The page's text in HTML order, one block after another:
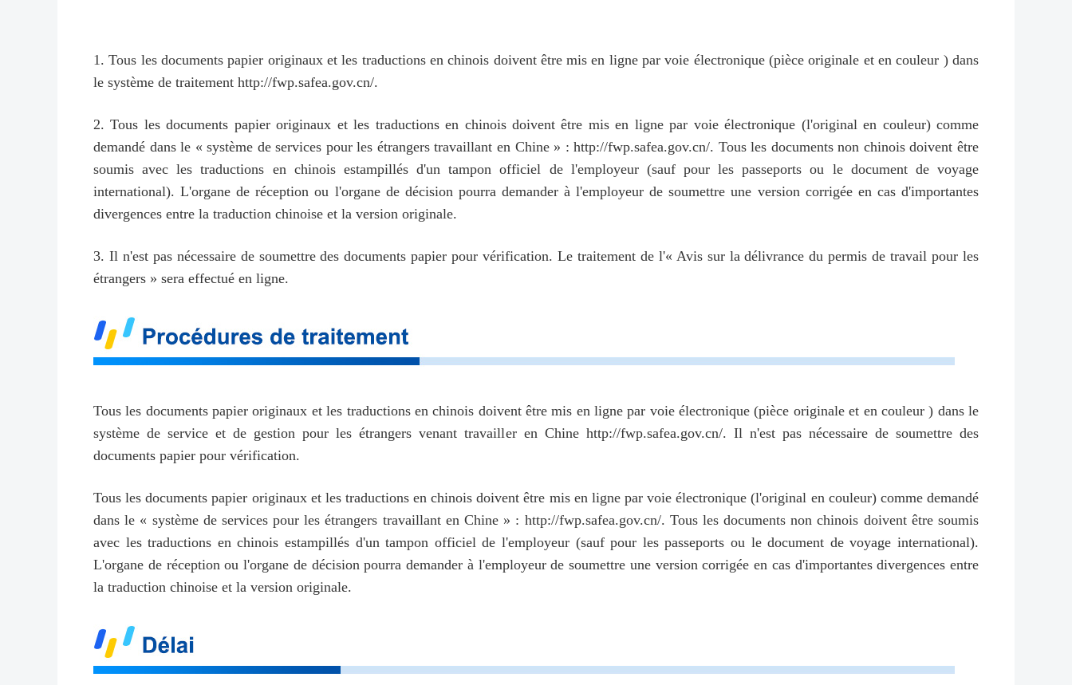
1. Tous les documents papier originaux et les traductions en chinois doivent être mis en ligne par voie électronique (pièce originale et en couleur ) dans
le système de traitement http://fwp.safea.gov.cn/.
2. Tous les documents papier originaux et les traductions en chinois doivent être mis en ligne par voie électronique (l'original en couleur) comme
demandé dans le « système de services pour les étrangers travaillant en Chine » : http://fwp.safea.gov.cn/. Tous les documents non chinois doivent être
soumis avec les traductions en chinois estampillés d'un tampon officiel de l'employeur (sauf pour les passeports ou le document de voyage
international). L'organe de réception ou l'organe de décision pourra demander à l'employeur de soumettre une version corrigée en cas d'importantes
divergences entre la traduction chinoise et la version originale.
3. Il n'est pas nécessaire de soumettre des documents papier pour vérification. Le traitement de l'« Avis sur la délivrance du permis de travail pour les
étrangers » sera effectué en ligne.
Tous les documents papier originaux et les traductions en chinois doivent être mis en ligne par voie électronique (pièce originale et en couleur ) dans le
système de service et de gestion pour les étrangers venant travailler en Chine http://fwp.safea.gov.cn/. Il n'est pas nécessaire de soumettre des
documents papier pour vérification.
Tous les documents papier originaux et les traductions en chinois doivent être mis en ligne par voie électronique (l'original en couleur) comme demandé
dans le « système de services pour les étrangers travaillant en Chine » : http://fwp.safea.gov.cn/. Tous les documents non chinois doivent être soumis
avec les traductions en chinois estampillés d'un tampon officiel de l'employeur (sauf pour les passeports ou le document de voyage international).
L'organe de réception ou l'organe de décision pourra demander à l'employeur de soumettre une version corrigée en cas d'importantes divergences entre
la traduction chinoise et la version originale.